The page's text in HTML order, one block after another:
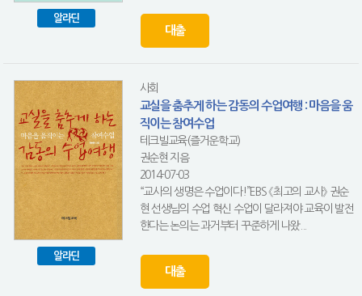
알라딘
대출
알라딘
사회
교실을 춤추게 하는 감동의 수업여행 : 마음을 움
직이는 참여수업
테크빌교육(즐거운학교)
권순현 지음
2014-07-03
“교사의 생명은 수업이다!”EBS 《최고의 교사》 권순
현 선생님의 수업 혁신 수업이 달라져야 교육이 발전
한다는 논의는 과거부터 꾸준하게 나왔...
대출